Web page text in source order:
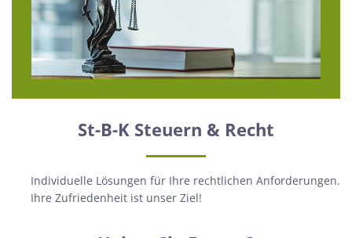
St-B-K Steuern & Recht
Individuelle Lösungen für Ihre rechtlichen Anforderungen.
Ihre Zufriedenheit ist unser Ziel!